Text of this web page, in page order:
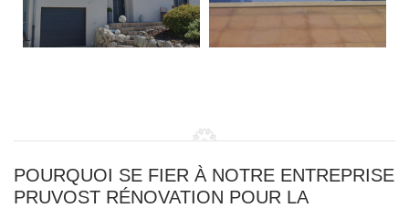
POURQUOI SE FIER À NOTRE ENTREPRISE
PRUVOST RÉNOVATION POUR LA